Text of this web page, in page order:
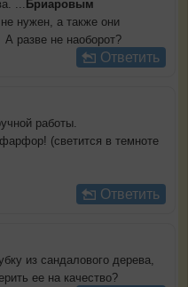
... Бриаровым
нужен, а также они
разве не наоборот?
Ответить
работы.
(светится в темноте
Ответить
из сандалового дерева,
ее на качество?